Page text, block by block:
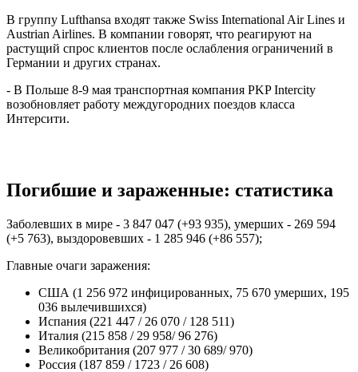
В группу Lufthansa входят также Swiss International Air Lines и
Austrian Airlines. В компании говорят, что реагируют на
растущий спрос клиентов после ослабления ограничений в
Германии и других странах.
- В Польше 8-9 мая транспортная компания PKP Intercity
возобновляет работу междугородних поездов класса
Интерсити.
Погибшие и зараженные: статистика
Заболевших в мире - 3 847 047 (+93 935), умерших - 269 594
(+5 763), выздоровевших - 1 285 946 (+86 557);
Главные очаги заражения:
США (1 256 972 инфицированных, 75 670 умерших, 195
036 вылечившихся)
Испания (221 447 / 26 070 / 128 511)
Италия (215 858 / 29 958/ 96 276)
Великобритания (207 977 / 30 689/ 970)
Россия (187 859 / 1723 / 26 608)